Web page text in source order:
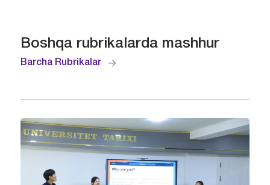
Boshqa rubrikalarda mashhur
Barcha Rubrikalar